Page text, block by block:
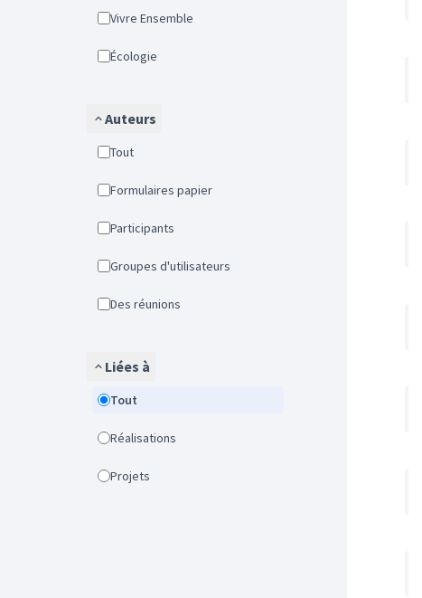
Vivre Ensemble
Écologie
Auteurs
Tout
Formulaires papier
Participants
Groupes d'utilisateurs
Des réunions
Liées à
Tout
Réalisations
Projets